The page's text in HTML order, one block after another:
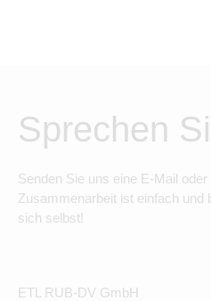
Sprechen
Senden Sie uns eine E-Mail
Zusammenarbeit ist einfach und
sich selbst!
ETL RUB-DV GmbH